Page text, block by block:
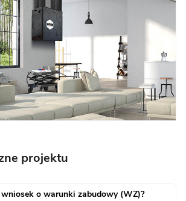
projektu
o warunki zabudowy (WZ)?